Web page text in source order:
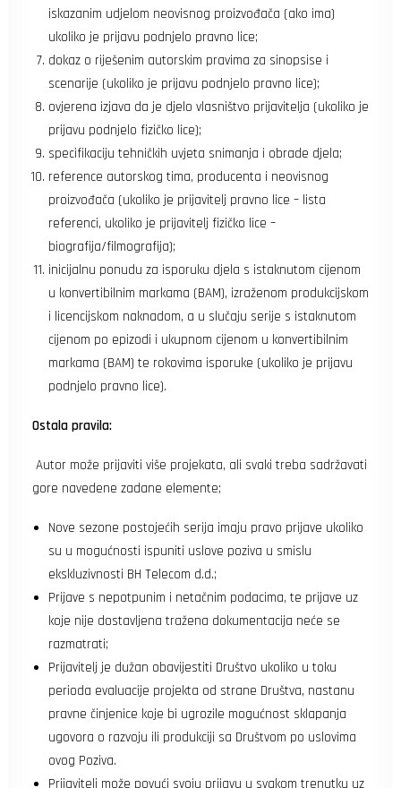
iskazanim udjelom neovisnog proizvođača (ako ima)
ukoliko je prijavu podnjelo pravno lice;
dokaz o riješenim autorskim pravima za sinopsise i
scenarije (ukoliko je prijavu podnjelo pravno lice);
ovjerena izjava da je djelo vlasništvo prijavitelja (ukoliko je
prijavu podnjelo fizičko lice);
specifikaciju tehničkih uvjeta snimanja i obrade djela;
reference autorskog tima, producenta i neovisnog
proizvođača (ukoliko je prijavitelj pravno lice – lista
referenci, ukoliko je prijavitelj fizičko lice –
biografija/filmografija);
inicijalnu ponudu za isporuku djela s istaknutom cijenom
u konvertibilnim markama (BAM), izraženom produkcijskom
i licencijskom naknadom, a u slučaju serije s istaknutom
cijenom po epizodi i ukupnom cijenom u konvertibilnim
markama (BAM) te rokovima isporuke (ukoliko je prijavu
podnjelo pravno lice).
Ostala pravila:
Autor može prijaviti više projekata, ali svaki treba sadržavati
gore navedene zadane elemente;
Nove sezone postojećih serija imaju pravo prijave ukoliko
su u mogućnosti ispuniti uslove poziva u smislu
ekskluzivnosti BH Telecom d.d.;
Prijave s nepotpunim i netačnim podacima, te prijave uz
koje nije dostavljena tražena dokumentacija neće se
razmatrati;
Prijavitelj je dužan obavijestiti Društvo ukoliko u toku
perioda evaluacije projekta od strane Društva, nastanu
pravne činjenice koje bi ugrozile mogućnost sklapanja
ugovora o razvoju ili produkciji sa Društvom po uslovima
ovog Poziva.
Prijavitelj može povući svoju prijavu u svakom trenutku uz